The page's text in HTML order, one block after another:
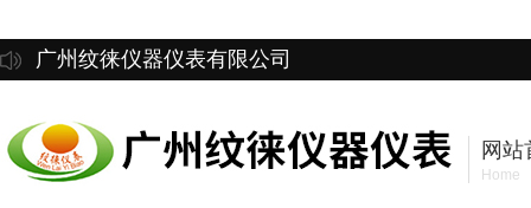
广州纹徕仪器仪表有限公司
网站
Home